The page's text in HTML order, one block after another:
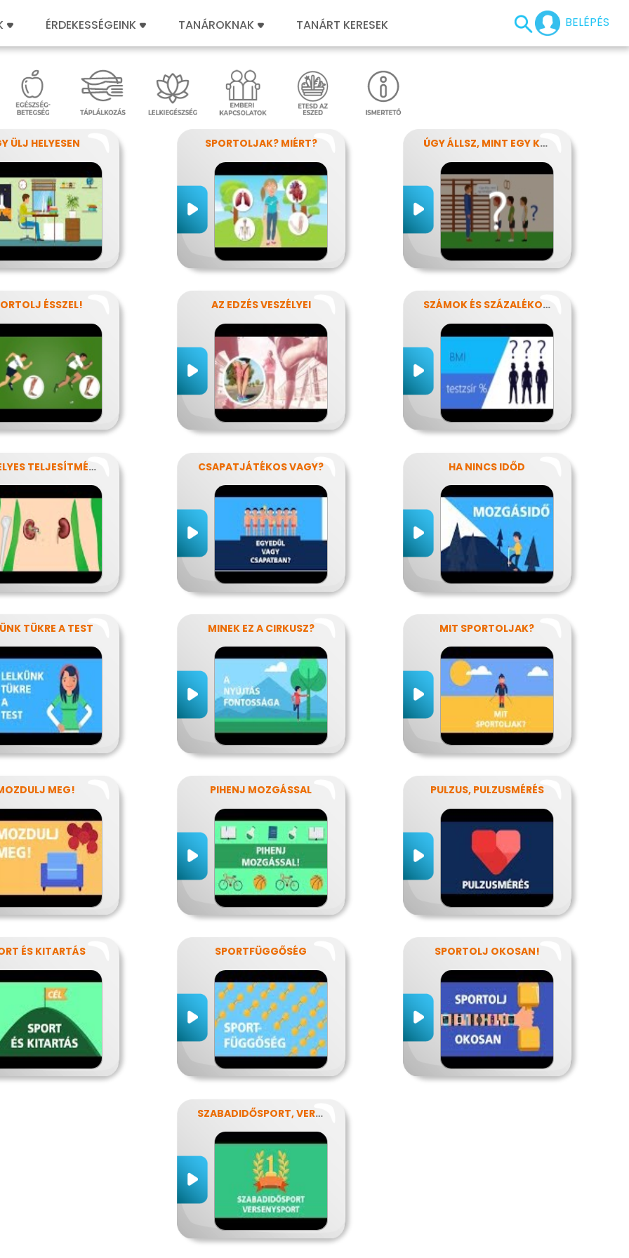
BELÉPÉS
ÉRDEKESSÉGEINK TANÁROKNAK TANÁRT KERESEK
ÜLJ HELYESEN SPORTOLJAK? MIÉRT? ÚGY ÁLLSZ, MINT EGY KÉRDŐJEL
ÉSSZEL! AZ EDZÉS VESZÉLYEI SZÁMOK ÉS SZÁZALÉKOK REJTELMEI
VESZÉLYES TELJESÍTMÉNY CSAPATJÁTÉKOS VAGY? HA NINCS IDŐD
TÜKRE A TEST MINEK EZ A CIRKUSZ? MIT SPORTOLJAK?
MEG! PIHENJ MOZGÁSSAL PULZUS, PULZUSMÉRÉS
ÉS KITARTÁS SPORTFÜGGŐSÉG SPORTOLJ OKOSAN!
SZABADIDŐSPORT, VERSENYSPORT